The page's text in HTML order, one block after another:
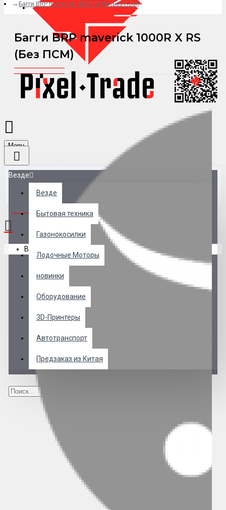
+7 (495) 015-41-41
Menu
Везде
Везде
Бытовая техника
Газонокосилки
Лодочные Моторы
новинки
Оборудование
3D-Принтеры
Автотранспорт
Предзаказ из Китая
0 товар(ов) - 0 р.
В корзине пусто!
Багги BRP maverick 1000R X RS (Без ПСМ)
Багги BRP maverick 1000R X RS
(Без ПСМ)